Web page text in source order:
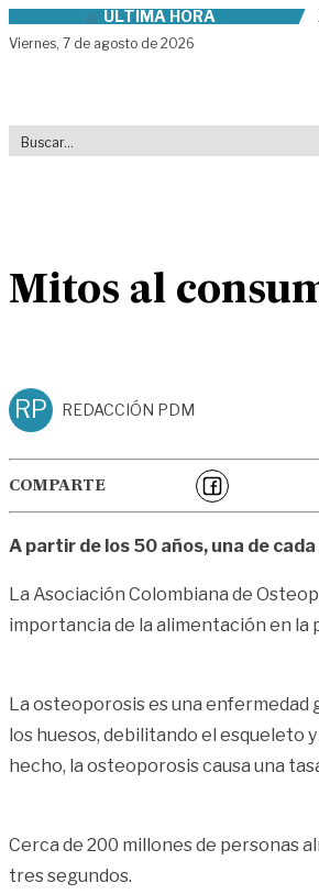
Skip to contentÚLTIMA HORA
Viernes, 7 de agosto de 2026
Mitos al
RP REDACCIÓN PDM
COMPARTE
A partir de los 50 años, una de
La Asociación Colombiana de
importancia de la alimentación en la
La osteoporosis es una enfermedad
los huesos, debilitando el esqueleto
hecho, la osteoporosis causa una
Cerca de 200 millones de personas
tres segundos.